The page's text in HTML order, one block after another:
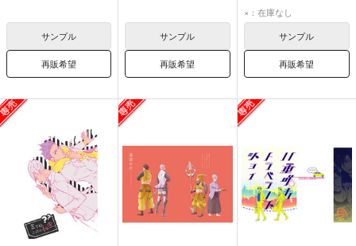
サンプル
再販希望
サンプル
再販希望
石田三成
×：在庫なし
サンプル
再販希望